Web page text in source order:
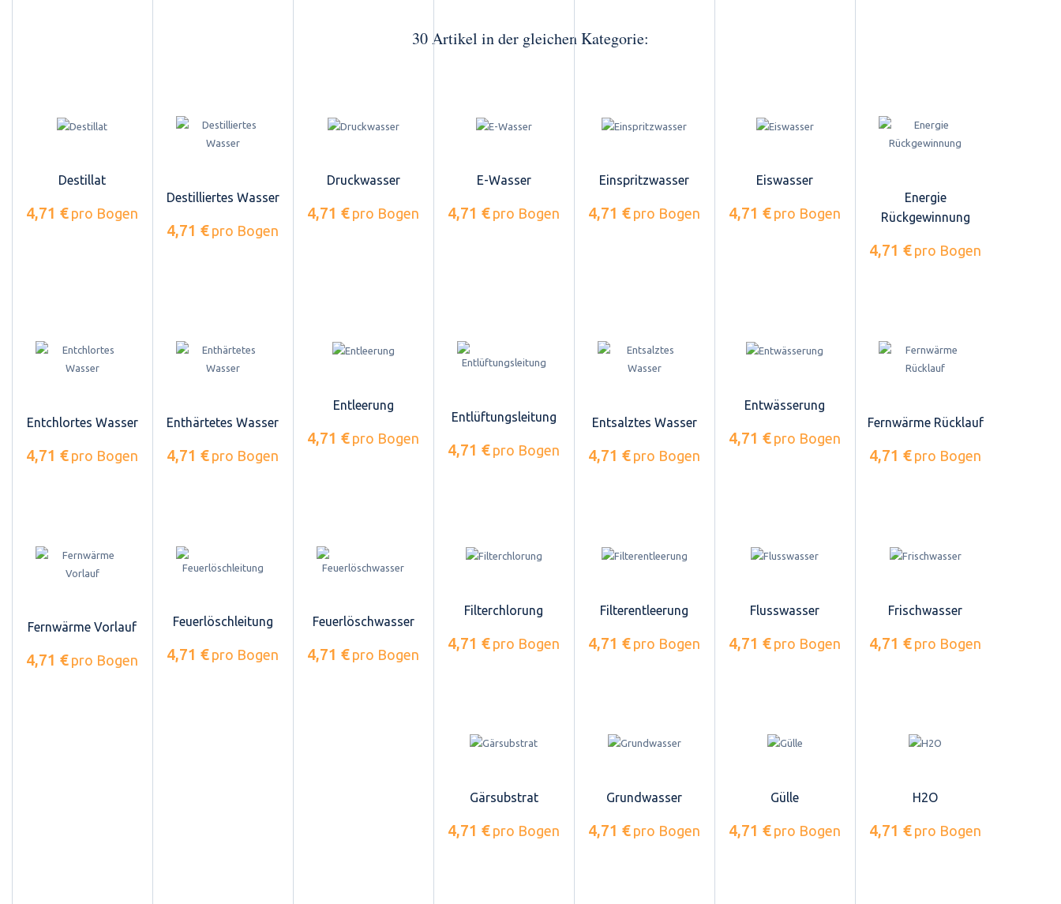
30 Artikel in der gleichen Kategorie:
Destillat
4,71 € pro Bogen
Destilliertes Wasser
4,71 € pro Bogen
Druckwasser
4,71 € pro Bogen
E-Wasser
4,71 € pro Bogen
Einspritzwasser
4,71 € pro Bogen
Eiswasser
4,71 € pro Bogen
Energie
Rückgewinnung
4,71 € pro Bogen
Entchlortes Wasser
4,71 € pro Bogen
Enthärtetes Wasser
4,71 € pro Bogen
Entleerung
4,71 € pro Bogen
Entlüftungsleitung
4,71 € pro Bogen
Entsalztes Wasser
4,71 € pro Bogen
Entwässerung
4,71 € pro Bogen
Fernwärme Rücklauf
4,71 € pro Bogen
Fernwärme Vorlauf
4,71 € pro Bogen
Feuerlöschleitung
4,71 € pro Bogen
Feuerlöschwasser
4,71 € pro Bogen
Filterchlorung
4,71 € pro Bogen
Filterentleerung
4,71 € pro Bogen
Flusswasser
4,71 € pro Bogen
Frischwasser
4,71 € pro Bogen
Gärsubstrat
4,71 € pro Bogen
Grundwasser
4,71 € pro Bogen
Gülle
4,71 € pro Bogen
H2O
4,71 € pro Bogen